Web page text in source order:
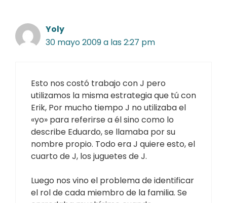
Yoly
30 mayo 2009 a las 2:27 pm
Esto nos costó trabajo con J pero
utilizamos la misma estrategia que tú con
Erik, Por mucho tiempo J no utilizaba el
«yo» para referirse a él sino como lo
describe Eduardo, se llamaba por su
nombre propio. Todo era J quiere esto, el
cuarto de J, los juguetes de J.
Luego nos vino el problema de identificar
el rol de cada miembro de la familia. Se